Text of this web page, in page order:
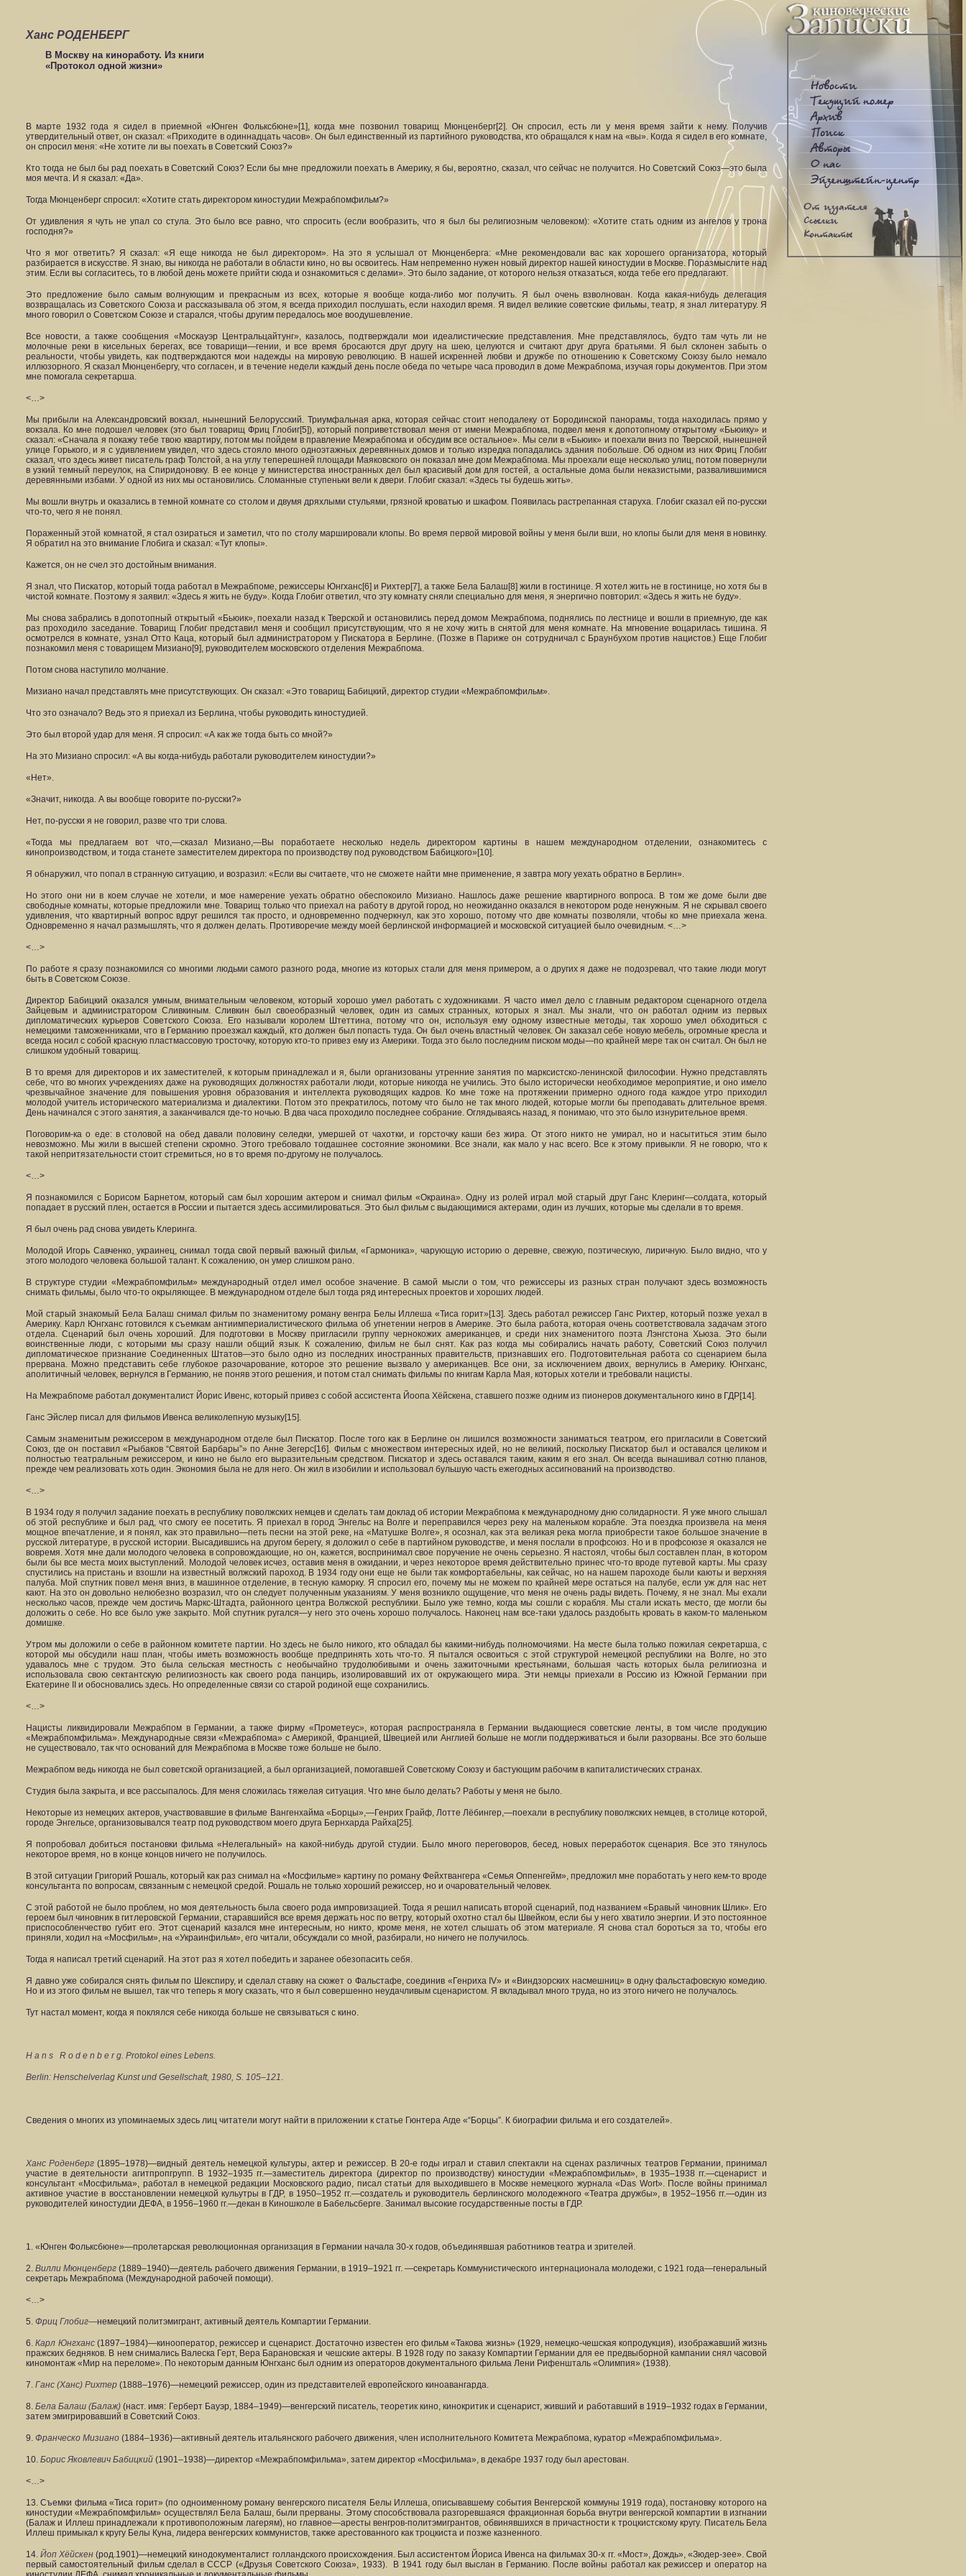
Ханс РОДЕНБЕРГ
В Москву на киноработу. Из книги
«Протокол одной жизни»
В марте 1932 года я сидел в приемной «Юнген Фольксбюне»[1], когда мне позвонил товарищ Мюнценберг[2]. Он спросил, есть ли у меня время зайти к нему. Получив
утвердительный ответ, он сказал: «Приходите в одиннадцать часов». Он был единственный из партийного руководства, кто обращался к нам на «вы». Когда я сидел в его комнате,
он спросил меня: «Не хотите ли вы поехать в Советский Союз?»
Кто тогда не был бы рад поехать в Советский Союз? Если бы мне предложили поехать в Америку, я бы, вероятно, сказал, что сейчас не получится. Но Советский Союз—это была
моя мечта. И я сказал: «Да».
Тогда Мюнценберг спросил: «Хотите стать директором киностудии Межрабпомфильм?»
От удивления я чуть не упал со стула. Это было все равно, что спросить (если вообразить, что я был бы религиозным человеком): «Хотите стать одним из ангелов у трона
господня?»
Что я мог ответить? Я сказал: «Я еще никогда не был директором». На это я услышал от Мюнценберга: «Мне рекомендовали вас как хорошего организатора, который
разбирается в искусстве. Я знаю, вы никогда не работали в области кино, но вы освоитесь. Нам непременно нужен новый директор нашей киностудии в Москве. Поразмыслите над
этим. Если вы согласитесь, то в любой день можете прийти сюда и ознакомиться с делами». Это было задание, от которого нельзя отказаться, когда тебе его предлагают.
Это предложение было самым волнующим и прекрасным из всех, которые я вообще когда-либо мог получить. Я был очень взволнован. Когда какая-нибудь делегация
возвращалась из Советского Союза и рассказывала об этом, я всегда приходил послушать, если находил время. Я видел великие советские фильмы, театр, я знал литературу. Я
много говорил о Советском Союзе и старался, чтобы другим передалось мое воодушевление.
Все новости, а также сообщения «Москауэр Центральцайтунг», казалось, подтверждали мои идеалистические представления. Мне представлялось, будто там чуть ли не
молочные реки в кисельных берегах, все товарищи—гении, и все время бросаются друг другу на шею, целуются и считают друг друга братьями. Я был склонен забыть о
реальности, чтобы увидеть, как подтверждаются мои надежды на мировую революцию. В нашей искренней любви и дружбе по отношению к Советскому Союзу было немало
иллюзорного. Я сказал Мюнценбергу, что согласен, и в течение недели каждый день после обеда по четыре часа проводил в доме Межрабпома, изучая горы документов. При этом
мне помогала секретарша.
<…>
Мы прибыли на Александровский вокзал, нынешний Белорусский. Триумфальная арка, которая сейчас стоит неподалеку от Бородинской панорамы, тогда находилась прямо у
вокзала. Ко мне подошел человек (это был товарищ Фриц Глобиг[5]), который поприветствовал меня от имени Межрабпома, подвел меня к допотопному открытому «Бьюику» и
сказал: «Сначала я покажу тебе твою квартиру, потом мы пойдем в правление Межрабпома и обсудим все остальное». Мы сели в «Бьюик» и поехали вниз по Тверской, нынешней
улице Горького, и я с удивлением увидел, что здесь стояло много одноэтажных деревянных домов и только изредка попадались здания побольше. Об одном из них Фриц Глобиг
сказал, что здесь живет писатель граф Толстой, а на углу теперешней площади Маяковского он показал мне дом Межрабпома. Мы проехали еще несколько улиц, потом повернули
в узкий темный переулок, на Спиридоновку. В ее конце у министерства иностранных дел был красивый дом для гостей, а остальные дома были неказистыми, развалившимися
деревянными избами. У одной из них мы остановились. Сломанные ступеньки вели к двери. Глобиг сказал: «Здесь ты будешь жить».
Мы вошли внутрь и оказались в темной комнате со столом и двумя дряхлыми стульями, грязной кроватью и шкафом. Появилась растрепанная старуха. Глобиг сказал ей по-русски
что-то, чего я не понял.
Пораженный этой комнатой, я стал озираться и заметил, что по столу маршировали клопы. Во время первой мировой войны у меня были вши, но клопы были для меня в новинку.
Я обратил на это внимание Глобига и сказал: «Тут клопы».
Кажется, он не счел это достойным внимания.
Я знал, что Пискатор, который тогда работал в Межрабпоме, режиссеры Юнгханс[6] и Рихтер[7], а также Бела Балаш[8] жили в гостинице. Я хотел жить не в гостинице, но хотя бы в
чистой комнате. Поэтому я заявил: «Здесь я жить не буду». Когда Глобиг ответил, что эту комнату сняли специально для меня, я энергично повторил: «Здесь я жить не буду».
Мы снова забрались в допотопный открытый «Бьюик», поехали назад к Тверской и остановились перед домом Межрабпома, поднялись по лестнице и вошли в приемную, где как
раз проходило заседание. Товарищ Глобиг представил меня и сообщил присутствующим, что я не хочу жить в снятой для меня комнате. На мгновение воцарилась тишина. Я
осмотрелся в комнате, узнал Отто Каца, который был администратором у Пискатора в Берлине. (Позже в Париже он сотрудничал с Браунбухом против нацистов.) Еще Глобиг
познакомил меня с товарищем Мизиано[9], руководителем московского отделения Межрабпома.
Потом снова наступило молчание.
Мизиано начал представлять мне присутствующих. Он сказал: «Это товарищ Бабицкий, директор студии «Межрабпомфильм».
Что это означало? Ведь это я приехал из Берлина, чтобы руководить киностудией.
Это был второй удар для меня. Я спросил: «А как же тогда быть со мной?»
На это Мизиано спросил: «А вы когда-нибудь работали руководителем киностудии?»
«Нет».
«Значит, никогда. А вы вообще говорите по-русски?»
Нет, по-русски я не говорил, разве что три слова.
«Тогда мы предлагаем вот что,—сказал Мизиано,—Вы поработаете несколько недель директором картины в нашем международном отделении, ознакомитесь с
кинопроизводством, и тогда станете заместителем директора по производству под руководством Бабицкого»[10].
Я обнаружил, что попал в странную ситуацию, и возразил: «Если вы считаете, что не сможете найти мне применение, я завтра могу уехать обратно в Берлин».
Но этого они ни в коем случае не хотели, и мое намерение уехать обратно обеспокоило Мизиано. Нашлось даже решение квартирного вопроса. В том же доме были две
свободные комнаты, которые предложили мне. Товарищ только что приехал на работу в другой город, но неожиданно оказался в некотором роде ненужным. Я не скрывал своего
удивления, что квартирный вопрос вдруг решился так просто, и одновременно подчеркнул, как это хорошо, потому что две комнаты позволяли, чтобы ко мне приехала жена.
Одновременно я начал размышлять, что я должен делать. Противоречие между моей берлинской информацией и московской ситуацией было очевидным. <…>
<…>
По работе я сразу познакомился со многими людьми самого разного рода, многие из которых стали для меня примером, а о других я даже не подозревал, что такие люди могут
быть в Советском Союзе.
Директор Бабицкий оказался умным, внимательным человеком, который хорошо умел работать с художниками. Я часто имел дело с главным редактором сценарного отдела
Зайцевым и администратором Сливкиным. Сливкин был своеобразный человек, один из самых странных, которых я знал. Мы знали, что он работал одним из первых
дипломатических курьеров Советского Союза. Его называли королем Штеттина, потому что он, используя ему одному известные методы, так хорошо умел обходиться с
немецкими таможенниками, что в Германию проезжал каждый, кто должен был попасть туда. Он был очень властный человек. Он заказал себе новую мебель, огромные кресла и
всегда носил с собой красную пластмассовую тросточку, которую кто-то привез ему из Америки. Тогда это было последним писком моды—по крайней мере так он считал. Он был не
слишком удобный товарищ.
В то время для директоров и их заместителей, к которым принадлежал и я, были организованы утренние занятия по марксистско-ленинской философии. Нужно представлять
себе, что во многих учреждениях даже на руководящих должностях работали люди, которые никогда не учились. Это было исторически необходимое мероприятие, и оно имело
чрезвычайное значение для повышения уровня образования и интеллекта руководящих кадров. Ко мне тоже на протяжении примерно одного года каждое утро приходил
молодой учитель исторического материализма и диалектики. Потом это прекратилось, потому что было не так много людей, которые могли бы преподавать длительное время.
День начинался с этого занятия, а заканчивался где-то ночью. В два часа проходило последнее собрание. Оглядываясь назад, я понимаю, что это было изнурительное время.
Поговорим-ка о еде: в столовой на обед давали половину селедки, умершей от чахотки, и горсточку каши без жира. От этого никто не умирал, но и насытиться этим было
невозможно. Мы жили в высшей степени скромно. Этого требовало тогдашнее состояние экономики. Все знали, как мало у нас всего. Все к этому привыкли. Я не говорю, что к
такой непритязательности стоит стремиться, но в то время по-другому не получалось.
<…>
Я познакомился с Борисом Барнетом, который сам был хорошим актером и снимал фильм «Окраина». Одну из ролей играл мой старый друг Ганс Клеринг—солдата, который
попадает в русский плен, остается в России и пытается здесь ассимилироваться. Это был фильм с выдающимися актерами, один из лучших, которые мы сделали в то время.
Я был очень рад снова увидеть Клеринга.
Молодой Игорь Савченко, украинец, снимал тогда свой первый важный фильм, «Гармоника», чарующую историю о деревне, свежую, поэтическую, лиричную. Было видно, что у
этого молодого человека большой талант. К сожалению, он умер слишком рано.
В структуре студии «Межрабпомфильм» международный отдел имел особое значение. В самой мысли о том, что режиссеры из разных стран получают здесь возможность
снимать фильмы, было что-то окрыляющее. В международном отделе был тогда ряд интересных проектов и хороших людей.
Мой старый знакомый Бела Балаш снимал фильм по знаменитому роману венгра Белы Иллеша «Тиса горит»[13]. Здесь работал режиссер Ганс Рихтер, который позже уехал в
Америку. Карл Юнгханс готовился к съемкам антиимпериалистического фильма об угнетении негров в Америке. Это была работа, которая очень соответствовала задачам этого
отдела. Сценарий был очень хороший. Для подготовки в Москву пригласили группу чернокожих американцев, и среди них знаменитого поэта Лэнгстона Хьюза. Это были
воинственные люди, с которыми мы сразу нашли общий язык. К сожалению, фильм не был снят. Как раз когда мы собирались начать работу, Советский Союз получил
дипломатическое признание Соединенных Штатов—это было одно из последних иностранных правительств, признавших его. Подготовительная работа со сценарием была
прервана. Можно представить себе глубокое разочарование, которое это решение вызвало у американцев. Все они, за исключением двоих, вернулись в Америку. Юнгханс,
аполитичный человек, вернулся в Германию, не поняв этого решения, и потом стал снимать фильмы по книгам Карла Мая, которых хотели и требовали нацисты.
На Межрабпоме работал документалист Йорис Ивенс, который привез с собой ассистента Йоопа Хёйскена, ставшего позже одним из пионеров документального кино в ГДР[14].
Ганс Эйслер писал для фильмов Ивенса великолепную музыку[15].
Самым знаменитым режиссером в международном отделе был Пискатор. После того как в Берлине он лишился возможности заниматься театром, его пригласили в Советский
Союз, где он поставил «Рыбаков “Святой Барбары”» по Анне Зегерс[16]. Фильм с множеством интересных идей, но не великий, поскольку Пискатор был и оставался целиком и
полностью театральным режиссером, и кино не было его выразительным средством. Пискатор и здесь оставался таким, каким я его знал. Он всегда вынашивал сотню планов,
прежде чем реализовать хоть один. Экономия была не для него. Он жил в изобилии и использовал бульшую часть ежегодных ассигнований на производство.
<…>
В 1934 году я получил задание поехать в республику поволжских немцев и сделать там доклад об истории Межрабпома к международному дню солидарности. Я уже много слышал
об этой республике и был рад, что смогу ее посетить. Я приехал в город Энгельс на Волге и переправился через реку на маленьком корабле. Эта поездка произвела на меня
мощное впечатление, и я понял, как это правильно—петь песни на этой реке, на «Матушке Волге», я осознал, как эта великая река могла приобрести такое большое значение в
русской литературе, в русской истории. Высадившись на другом берегу, я доложил о себе в партийном руководстве, и меня послали в профсоюз. Но и в профсоюзе я оказался не
вовремя. Хотя мне дали молодого человека в сопровождающие, но он, кажется, воспринимал свое поручение не очень серьезно. Я настоял, чтобы был составлен план, в котором
были бы все места моих выступлений. Молодой человек исчез, оставив меня в ожидании, и через некоторое время действительно принес что-то вроде путевой карты. Мы сразу
спустились на пристань и взошли на известный волжский пароход. В 1934 году они еще не были так комфортабельны, как сейчас, но на нашем пароходе были каюты и верхняя
палуба. Мой спутник повел меня вниз, в машинное отделение, в тесную каморку. Я спросил его, почему мы не можем по крайней мере остаться на палубе, если уж для нас нет
кают. На это он довольно нелюбезно возразил, что он следует полученным указаниям. У меня возникло ощущение, что меня не очень рады видеть. Почему, я не знал. Мы ехали
несколько часов, прежде чем достичь Маркс-Штадта, районного центра Волжской республики. Было уже темно, когда мы сошли с корабля. Мы стали искать место, где могли бы
доложить о себе. Но все было уже закрыто. Мой спутник ругался—у него это очень хорошо получалось. Наконец нам все-таки удалось раздобыть кровать в каком-то маленьком
домишке.
Утром мы доложили о себе в районном комитете партии. Но здесь не было никого, кто обладал бы какими-нибудь полномочиями. На месте была только пожилая секретарша, с
которой мы обсудили наш план, чтобы иметь возможность вообще предпринять хоть что-то. Я пытался освоиться с этой структурой немецкой республики на Волге, но это
удавалось мне с трудом. Это была сельская местность с необычайно трудолюбивыми и очень зажиточными крестьянами, большая часть которых была религиозна и
использовала свою сектантскую религиозность как своего рода панцирь, изолировавший их от окружающего мира. Эти немцы приехали в Россию из Южной Германии при
Екатерине II и обосновались здесь. Но определенные связи со старой родиной еще сохранились.
<…>
Нацисты ликвидировали Межрабпом в Германии, а также фирму «Прометеус», которая распространяла в Германии выдающиеся советские ленты, в том числе продукцию
«Межрабпомфильма». Международные связи «Межрабпома» с Америкой, Францией, Швецией или Англией больше не могли поддерживаться и были разорваны. Все это больше
не существовало, так что оснований для Межрабпома в Москве тоже больше не было.
Межрабпом ведь никогда не был советской организацией, а был организацией, помогавшей Советскому Союзу и бастующим рабочим в капиталистических странах.
Студия была закрыта, и все рассыпалось. Для меня сложилась тяжелая ситуация. Что мне было делать? Работы у меня не было.
Некоторые из немецких актеров, участвовавшие в фильме Вангенхайма «Борцы»,—Генрих Грайф, Лотте Лёбингер,—поехали в республику поволжских немцев, в столице которой,
городе Энгельсе, организовывался театр под руководством моего друга Бернхарда Райха[25].
Я попробовал добиться постановки фильма «Нелегальный» на какой-нибудь другой студии. Было много переговоров, бесед, новых переработок сценария. Все это тянулось
некоторое время, но в конце концов ничего не получилось.
В этой ситуации Григорий Рошаль, который как раз снимал на «Мосфильме» картину по роману Фейхтвангера «Семья Оппенгейм», предложил мне поработать у него кем-то вроде
консультанта по вопросам, связанным с немецкой средой. Рошаль не только хороший режиссер, но и очаровательный человек.
С этой работой не было проблем, но моя деятельность была своего рода импровизацией. Тогда я решил написать второй сценарий, под названием «Бравый чиновник Шлик». Его
героем был чиновник в гитлеровской Германии, старавшийся все время держать нос по ветру, который охотно стал бы Швейком, если бы у него хватило энергии. И это постоянное
приспособленчество губит его. Этот сценарий казался мне интересным, но никто, кроме меня, не хотел слышать об этом материале. Я снова стал бороться за то, чтобы его
приняли, ходил на «Мосфильм», на «Украинфильм», его читали, обсуждали со мной, разбирали, но ничего не получилось.
Тогда я написал третий сценарий. На этот раз я хотел победить и заранее обезопасить себя.
Я давно уже собирался снять фильм по Шекспиру, и сделал ставку на сюжет о Фальстафе, соединив «Генриха IV» и «Виндзорских насмешниц» в одну фальстафовскую комедию.
Но и из этого фильм не вышел, так что теперь я могу сказать, что я был совершенно неудачливым сценаристом. Я вкладывал много труда, но из этого ничего не получалось.
Тут настал момент, когда я поклялся себе никогда больше не связываться с кино.
H a n s R o d e n b e r g. Protokol eines Lebens.
Berlin: Henschelverlag Kunst und Gesellschaft, 1980, S. 105–121.
Сведения о многих из упоминаемых здесь лиц читатели могут найти в приложении к статье Гюнтера Агде «“Борцы”. К биографии фильма и его создателей».
Ханс Роденберг (1895–1978)—видный деятель немецкой культуры, актер и режиссер. В 20-е годы играл и ставил спектакли на сценах различных театров Германии, принимал
участие в деятельности агитпропгрупп. В 1932–1935 гг.—заместитель директора (директор по производству) киностудии «Межрабпомфильм», в 1935–1938 гг.—сценарист и
консультант «Мосфильма», работал в немецкой редакции Московского радио, писал статьи для выходившего в Москве немецкого журнала «Das Wort». После войны принимал
активное участие в восстановлении немецкой кульутры в ГДР, в 1950–1952 гг.—создатель и руководитель берлинского молодежного «Театра дружбы», в 1952–1956 гг.—один из
руководителей киностудии ДЕФА, в 1956–1960 гг.—декан в Киношколе в Бабельсберге. Занимал высокие государственные посты в ГДР.
1. «Юнген Фольксбюне»—пролетарская революционная организация в Германии начала 30-х годов, объединявшая работников театра и зрителей.
2.Вилли Мюнценберг(1889–1940)—деятель рабочего движения Германии, в 1919–1921 гг. —секретарь Коммунистического интернационала молодежи, с 1921 года—генеральный
секретарь Межрабпома (Международной рабочей помощи).
<…>
5. Фриц Глобиг—немецкий политэмигрант, активный деятель Компартии Германии.
6.Карл Юнгханс (1897–1984)—кинооператор, режиссер и сценарист. Достаточно известен его фильм «Такова жизнь» (1929, немецко-чешская копродукция), изображавший жизнь
пражских бедняков. В нем снимались Валеска Герт, Вера Барановская и чешские актеры. В 1928 году по заказу Компартии Германии для ее предвыборной кампании снял часовой
киномонтаж «Мир на переломе». По некоторым данным Юнгханс был одним из операторов документального фильма Лени Рифеншталь «Олимпия» (1938).
7. Ганс (Ханс) Рихтер (1888–1976)—немецкий режиссер, один из представителей европейского киноавангарда.
8.Бела Балаш (Балаж)(наст. имя: Герберт Бауэр, 1884–1949)—венгерский писатель, теоретик кино, кинокритик и сценарист, живший и работавший в 1919–1932 годах в Германии,
затем эмигрировавший в Советский Союз.
9. Франческо Мизиано (1884–1936)—активный деятель итальянского рабочего движения, член исполнительного Комитета Межрабпома, куратор «Межрабпомфильма».
10. Борис Яковлевич Бабицкий (1901–1938)—директор «Межрабпомфильма», затем директор «Мосфильма», в декабре 1937 году был арестован.
<…>
13. Съемки фильма «Тиса горит» (по одноименному роману венгерского писателя Белы Иллеша, описывавшему события Венгерской коммуны 1919 года), постановку которого на
киностудии «Межрабпомфильм» осуществлял Бела Балаш, были прерваны. Этому способствовала разгоревшаяся фракционная борьба внутри венгерской компартии в изгнании
(Балаж и Иллеш принадлежали к противоположным лагерям), но главное—аресты венгров-политэмигрантов, обвинявшихся в причастности к троцкистскому кругу. Писатель Бела
Иллеш примыкал к кругу Белы Куна, лидера венгерских коммунистов, также арестованного как троцкиста и позже казненного.
14.Йоп Хёйскен(род.1901)—немецкий кинодокументалист голландского происхождения. Был ассистентом Йориса Ивенса на фильмах 30-х гг. «Мост», Дождь», «Зюдер-зее». Свой
первый самостоятельный фильм сделал в СССР («Друзья Советского Союза», 1933).
В 1941 году был выслан в Германию. После войны работал как режиссер и оператор на